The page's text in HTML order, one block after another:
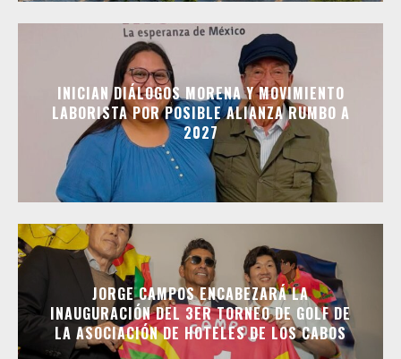
INICIAN DIÁLOGOS MORENA Y MOVIMIENTO
LABORISTA POR POSIBLE ALIANZA RUMBO A
2027
JORGE CAMPOS ENCABEZARÁ LA
INAUGURACIÓN DEL 3ER TORNEO DE GOLF DE
LA ASOCIACIÓN DE HOTELES DE LOS CABOS